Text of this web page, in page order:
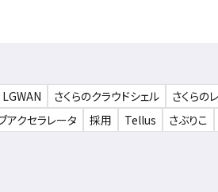
LGWAN さくらのクラウドシェル さくらの
アクセラレータ 採用 Tellus さぶりこ